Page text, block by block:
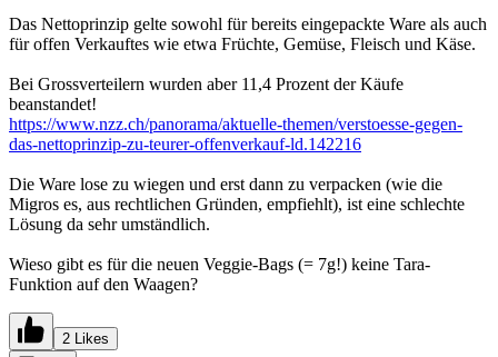
Das Nettoprinzip gelte sowohl für bereits eingepackte Ware als auch
für offen Verkauftes wie etwa Früchte, Gemüse, Fleisch und Käse.
Bei Grossverteilern wurden aber 11,4 Prozent der Käufe
beanstandet!
https://www.nzz.ch/panorama/aktuelle-themen/verstoesse-gegen-
das-nettoprinzip-zu-teurer-offenverkauf-ld.142216
Die Ware lose zu wiegen und erst dann zu verpacken (wie die
Migros es, aus rechtlichen Gründen, empfiehlt), ist eine schlechte
Lösung da sehr umständlich.
Wieso gibt es für die neuen Veggie-Bags (= 7g!) keine Tara-
Funktion auf den Waagen?
2 Likes